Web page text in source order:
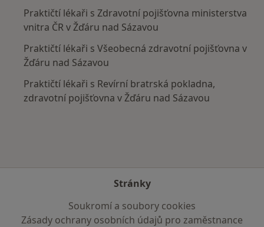
Praktičtí lékaři s Zdravotní pojišťovna ministerstva
vnitra ČR v Žďáru nad Sázavou
Praktičtí lékaři s Všeobecná zdravotní pojišťovna v
Žďáru nad Sázavou
Praktičtí lékaři s Revírní bratrská pokladna,
zdravotní pojišťovna v Žďáru nad Sázavou
Stránky
Soukromí a soubory cookies
Zásady ochrany osobních údajů pro zaměstnance